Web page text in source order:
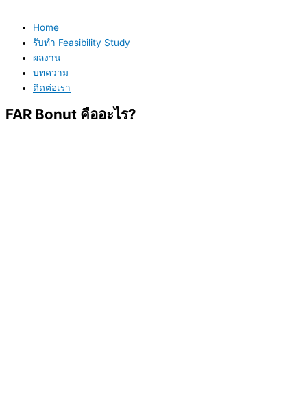
Home
รับทำ Feasibility Study
ผลงาน
บทความ
ติดต่อเรา
FAR Bonut คืออะไร?